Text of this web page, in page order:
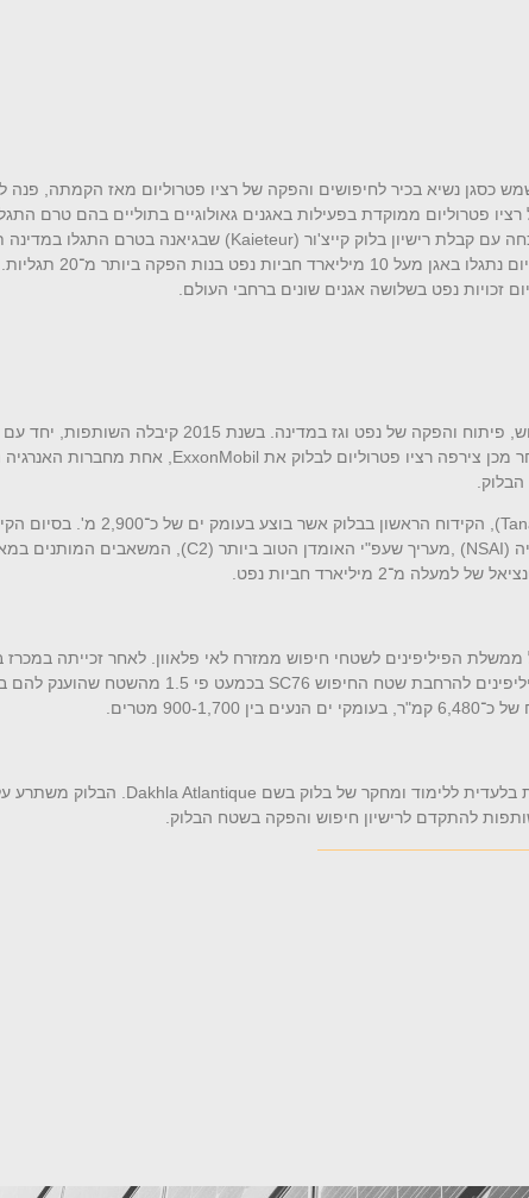
כסגן נשיא בכיר לחיפושים והפקה של רציו פטרוליום מאז הקמתה,
פטרוליום ממוקדת בפעילות באגנים גאולוגיים בתוליים בהם טרם
עם קבלת רישיון בלוק קייצ'ור (Kaieteur) שבגיאנה בטרם התגלו במדינה
ExxonMobil , אחת מחברות
), הקידוח הראשון בבלוק
(
NSAI) ,מעריך שעפ"י האומדן הטוב ביותר (2 C
SC76
בכמעט פי 1.5 מהשטח
Dakhla Atlantique
להתקדם לרישיון חיפוש והפקה בשטח הבלוק.